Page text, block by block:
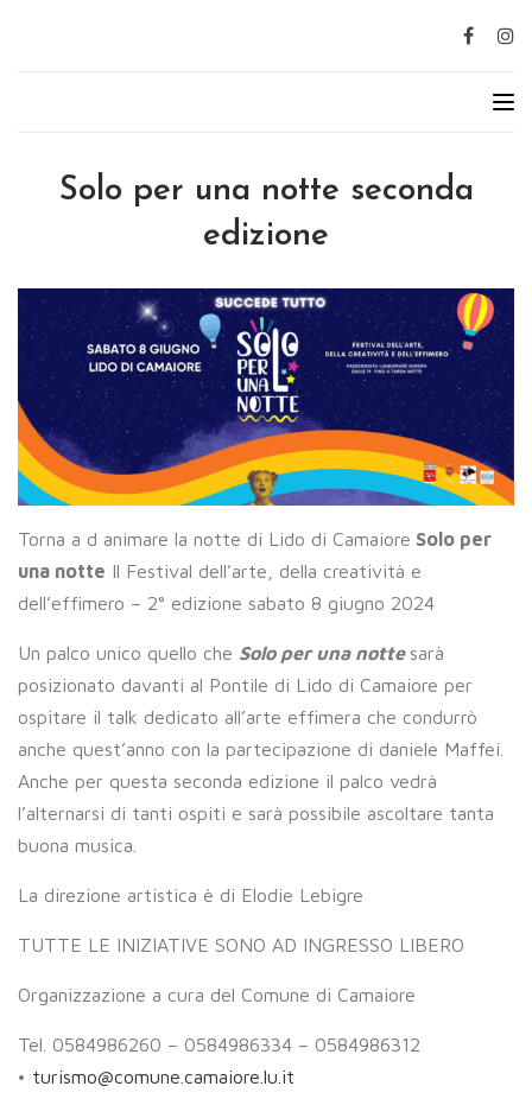
Solo per una notte seconda
edizione
Torna a d animare la notte di Lido di Camaiore Solo per
una notte Il Festival dell’arte, della creatività e
dell’effimero – 2° edizione sabato 8 giugno 2024
Un palco unico quello che Solo per una notte sarà
posizionato davanti al Pontile di Lido di Camaiore per
ospitare il talk dedicato all’arte effimera che condurrò
anche quest’anno con la partecipazione di daniele Maffei.
Anche per questa seconda edizione il palco vedrà
l’alternarsi di tanti ospiti e sarà possibile ascoltare tanta
buona musica.
La direzione artistica è di Elodie Lebigre
TUTTE LE INIZIATIVE SONO AD INGRESSO LIBERO
Organizzazione a cura del Comune di Camaiore
Tel. 0584986260 – 0584986334 – 0584986312
• turismo@comune.camaiore.lu.it